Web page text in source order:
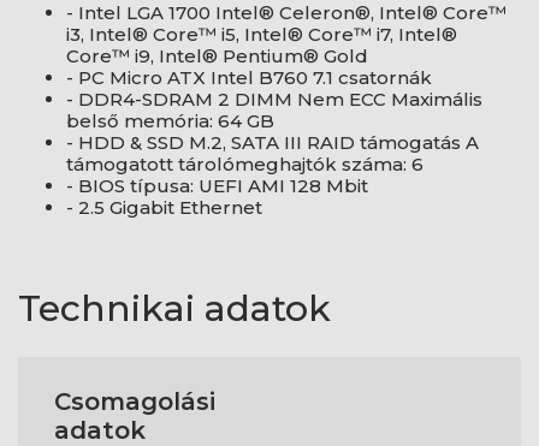
- Intel LGA 1700 Intel® Celeron®, Intel® Core™
i3, Intel® Core™ i5, Intel® Core™ i7, Intel®
Core™ i9, Intel® Pentium® Gold
- PC Micro ATX Intel B760 7.1 csatornák
- DDR4-SDRAM 2 DIMM Nem ECC Maximális
belső memória: 64 GB
- HDD & SSD M.2, SATA III RAID támogatás A
támogatott tárolómeghajtók száma: 6
- BIOS típusa: UEFI AMI 128 Mbit
- 2.5 Gigabit Ethernet
Technikai adatok
Csomagolási
adatok